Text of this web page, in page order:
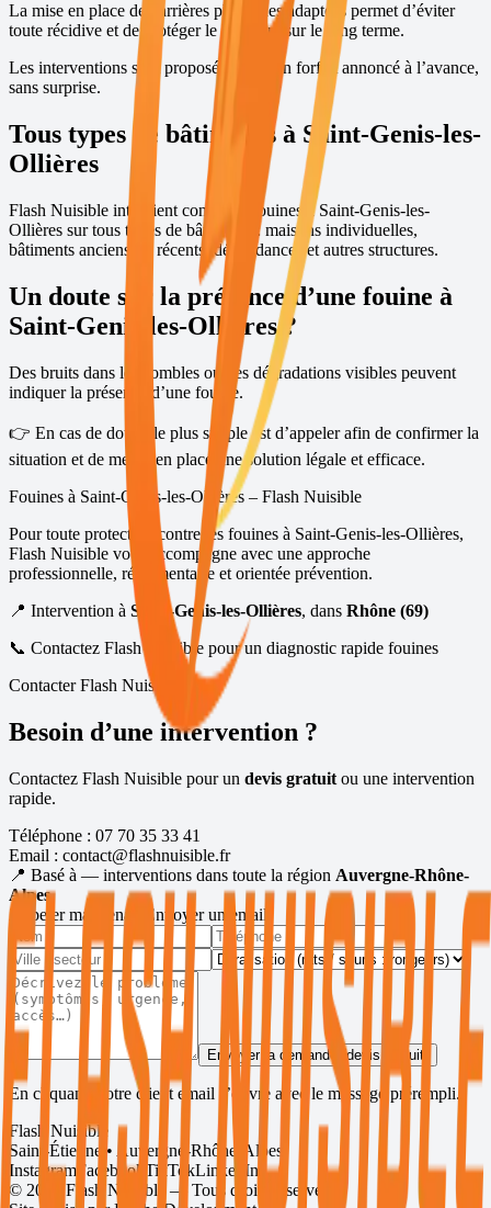
La mise en place de barrières physiques adaptées permet d’éviter
toute récidive et de protéger le bâtiment sur le long terme.
Les interventions sont proposées avec un forfait annoncé à l’avance,
sans surprise.
Tous types de bâtiments à Saint-Genis-les-
Ollières
Flash Nuisible intervient contre les fouines àSaint-Genis-les-
Ollières sur tous types de bâtiments : maisons individuelles,
bâtiments anciens ou récents, dépendances et autres structures.
Un doute sur la présence d’une fouine à
Saint-Genis-les-Ollières?
Des bruits dans les combles ou des dégradations visibles peuvent
indiquer la présence d’une fouine.
👉 En cas de doute, le plus simple est d’appeler afin de confirmer la
situation et de mettre en place une solution légale et efficace.
Fouines à Saint-Genis-les-Ollières – Flash Nuisible
Pour toute protection contre les fouines à Saint-Genis-les-Ollières,
Flash Nuisible vous accompagne avec une approche
professionnelle, réglementaire et orientée prévention.
📍 Intervention à Saint-Genis-les-Ollières, dans Rhône (69)
📞 Contactez Flash Nuisible pour un diagnostic rapide fouines
Contacter Flash Nuisible
Besoin d’une intervention ?
Contactez Flash Nuisible pour un devis gratuit ou une intervention
rapide.
Téléphone : 07 70 35 33 41
Email : contact@flashnuisible.fr
📍 Basé à — interventions dans toute la région Auvergne-Rhône-
Alpes.
Appeler maintenant
Envoyer un email
Envoyer la demande (devis gratuit)
En cliquant, votre client email s’ouvre avec le message prérempli.
Flash Nuisible
Saint-Étienne • Auvergne-Rhône-Alpes
Instagram Facebook TikTokLinkedIn
© 2026
Flash Nuisible — Tous droits réservés.